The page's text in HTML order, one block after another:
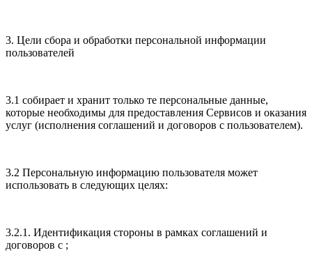
3. Цели сбора и обработки персональной информации
пользователей
3.1 собирает и хранит только те персональные данные,
которые необходимы для предоставления Сервисов и оказания
услуг (исполнения соглашений и договоров с пользователем).
3.2 Персональную информацию пользователя может
использовать в следующих целях:
3.2.1. Идентификация стороны в рамках соглашений и
договоров с ;